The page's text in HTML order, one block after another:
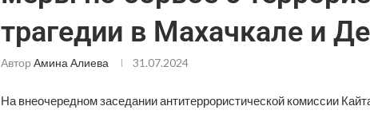
трагедии в Махачкале и
Автор Амина Алиева 31.07.2024
На внеочередном заседании антитеррористической комиссии